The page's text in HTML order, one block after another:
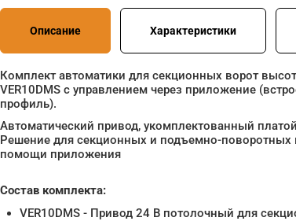
Описание Характеристики
Комплект автоматики для секционных ворот
VER10DMS с управлением через приложение
профиль).
Автоматический привод, укомплектованный
Решение для секционных и подъемно-поворотных
помощи приложения
Состав комплекта:
VER10DMS - Привод 24 В потолочный для